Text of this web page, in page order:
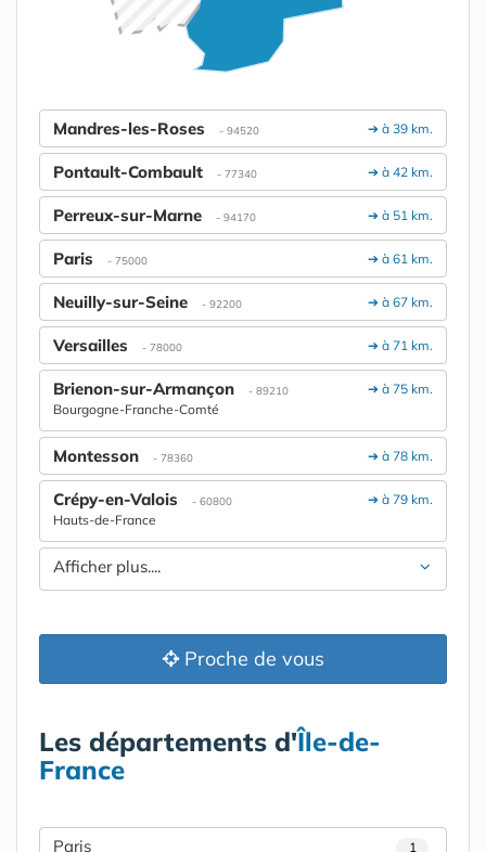
➔ à 39 km.
Mandres-les-Roses - 94520
➔ à 42 km.
Pontault-Combault - 77340
➔ à 51 km.
Perreux-sur-Marne - 94170
➔ à 61 km.
Paris - 75000
➔ à 67 km.
Neuilly-sur-Seine - 92200
➔ à 71 km.
Versailles - 78000
➔ à 75 km.
Brienon-sur-Armançon - 89210
Bourgogne-Franche-Comté
➔ à 78 km.
Montesson - 78360
➔ à 79 km.
Crépy-en-Valois - 60800
Hauts-de-France
Afficher plus....
Proche de vous
Les départements d'Île-de-
France
Paris 1